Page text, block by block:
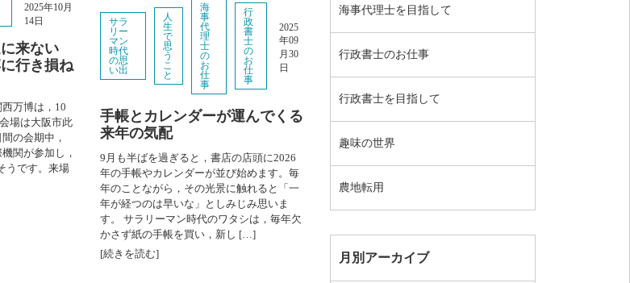
2025年10月
14日
来ない
行き損ね
万博は，10
場は大阪市此
の会期中，
関が参加し，
うです。来場
サラ
リー
マン
時代
の思
い出
人
生
で
思
う
こ
と
海
事
代
理
士
の
お
仕
事
行
政
書
士
の
お
仕
事
2025
年09
月30
日
手帳とカレンダーが運んでくる
来年の気配
9月も半ばを過ぎると，書店の店頭に2026
年の手帳やカレンダーが並び始めます。毎
年のことながら，その光景に触れると「一
年が経つのは早いな」としみじみ思いま
す。 サラリーマン時代のワタシは，毎年欠
かさず紙の手帳を買い，新し […]
[続きを読む]
海事代理士を目指して
行政書士のお仕事
行政書士を目指して
趣味の世界
農地転用
月別アーカイブ